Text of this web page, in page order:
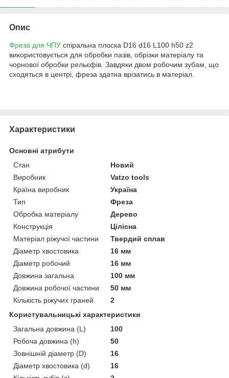
Опис
Фреза для ЧПУ спіральна плоска D16 d16 L100 h50 z2
використовується для обробки пазів, обрізки матеріалу та
чорнової обробки рельєфів. Завдяки двом робочим зубам, що
сходяться в центрі, фреза здатна врізатись в матеріал.
Характеристики
Основні атрибути
Стан
Новий
Виробник
Vatzo tools
Країна виробник
Україна
Тип
Фреза
Обробка матеріалу
Дерево
Конструкція
Цілісна
Матеріал ріжучої частини
Твердий сплав
Діаметр хвостовика
16 мм
Діаметр робочий
16 мм
Довжина загальна
100 мм
Довжина робочої частини
50 мм
Кількість ріжучих граней
2
Користувальницькі характеристики
Загальна довжина (L)
100
Робоча довжина (h)
50
Зовнішній діаметр (D)
16
Діаметр хвостовика (d)
16